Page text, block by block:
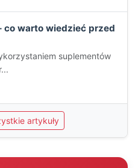
co warto wiedzieć przed
suplementów
artykuły